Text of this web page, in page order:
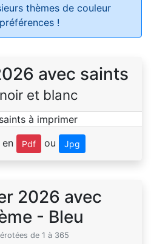
thèmes de couleur
!
avec saints
et blanc
en Pdf ou Jpg
2026 avec
- Bleu
de 1 à 365